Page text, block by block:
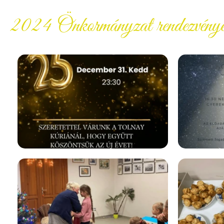
2024 Önkormányzat